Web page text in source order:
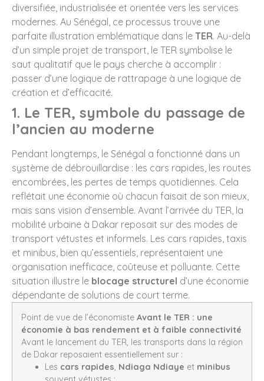
diversifiée, industrialisée et orientée vers les services
modernes. Au Sénégal, ce processus trouve une
parfaite illustration emblématique dans le TER. Au-delà
d’un simple projet de transport, le TER symbolise le
saut qualitatif que le pays cherche à accomplir :
passer d’une logique de rattrapage à une logique de
création et d’efficacité.
1. Le TER, symbole du passage de
l’ancien au moderne
Pendant longtemps, le Sénégal a fonctionné dans un
système de débrouillardise : les cars rapides, les routes
encombrées, les pertes de temps quotidiennes. Cela
reflétait une économie où chacun faisait de son mieux,
mais sans vision d’ensemble. Avant l’arrivée du TER, la
mobilité urbaine à Dakar reposait sur des modes de
transport vétustes et informels. Les cars rapides, taxis
et minibus, bien qu’essentiels, représentaient une
organisation inefficace, coûteuse et polluante. Cette
situation illustre le blocage structurel d’une économie
dépendante de solutions de court terme.
Point de vue de l’économiste Avant le TER : une
économie à bas rendement et à faible connectivité
Avant le lancement du TER, les transports dans la région
de Dakar reposaient essentiellement sur :
Les cars rapides Ndiaga Ndiaye et minibus